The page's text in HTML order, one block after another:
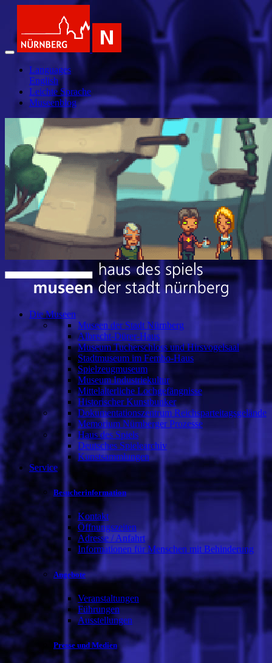
Languages
English
Leichte Sprache
Museenblog
Die Museen
Museen der Stadt Nürnberg
Albrecht-Dürer-Haus
Museum Tucherschloss und Hirsvogelsaal
Stadtmuseum im Fembo-Haus
Spielzeugmuseum
Museum Industriekultur
Mittelalterliche Lochgefängnisse
Historischer Kunstbunker
Dokumentationszentrum Reichsparteitagsgelände
Memorium Nürnberger Prozesse
Haus des Spiels
Deutsches Spielearchiv
Kunstsammlungen
Service
Besucherinformation
Kontakt
Öffnungszeiten
Adresse / Anfahrt
Informationen für Menschen mit Behinderung
Angebote
Veranstaltungen
Führungen
Ausstellungen
Presse und Medien